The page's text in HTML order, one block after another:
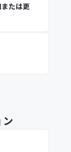
たは更